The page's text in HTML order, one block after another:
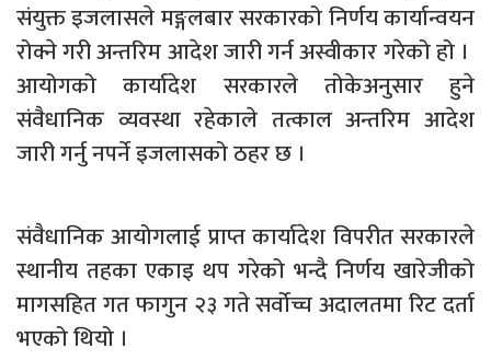
संयुक्त इजलासले मङ्गलबार सरकारको निर्णय कार्यान्वयन
रोक्ने गरी अन्तरिम आदेश जारी गर्न अस्वीकार गरेको हो ।
आयोगको कार्यादेश सरकारले तोकेअनुसार हुने
संवैधानिक व्यवस्था रहेकाले तत्काल अन्तरिम आदेश
जारी गर्नु नपर्ने इजलासको ठहर छ ।
संवैधानिक आयोगलाई प्राप्त कार्यादेश विपरीत सरकारले
स्थानीय तहका एकाइ थप गरेको भन्दै निर्णय खारेजीको
मागसहित गत फागुन २३ गते सर्वोच्च अदालतमा रिट दर्ता
भएको थियो ।